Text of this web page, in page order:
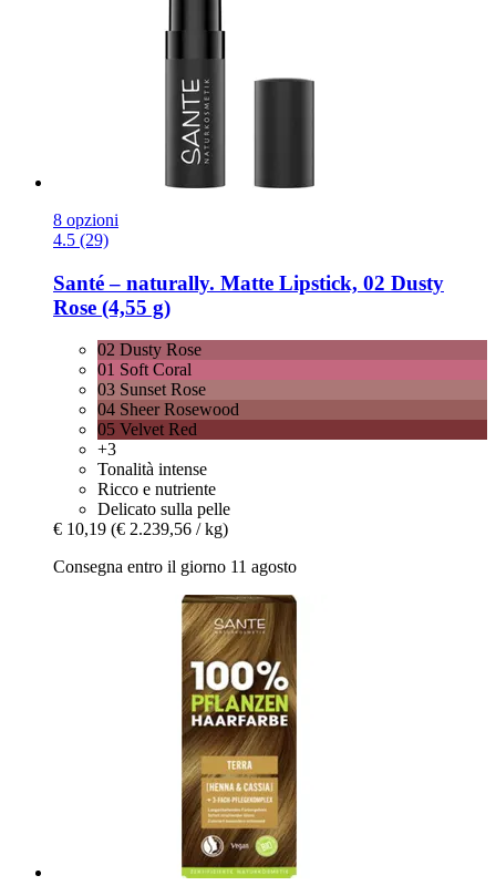
8 opzioni
4.5 (29)
Santé – naturally. Matte Lipstick, 02 Dusty
Rose (4,55 g)
02 Dusty Rose
01 Soft Coral
03 Sunset Rose
04 Sheer Rosewood
05 Velvet Red
+3
Tonalità intense
Ricco e nutriente
Delicato sulla pelle
€ 10,19 (€ 2.239,56 / kg)
Consegna entro il giorno 11 agosto